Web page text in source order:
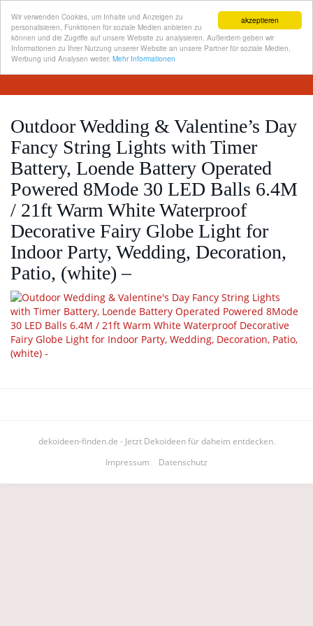
akzeptieren
Wir verwenden Cookies, um Inhalte und Anzeigen zu
personalisieren, Funktionen für soziale Medien anbieten zu
können und die Zugriffe auf unsere Website zu analysieren. Außerdem geben wir
Informationen zu Ihrer Nutzung unserer Website an unsere Partner für soziale Medien,
Werbung und Analysen weiter. Mehr Informationen
Skip
content
Outdoor Wedding & Valentine’s Day
Fancy String Lights with Timer
Battery, Loende Battery Operated
Powered 8Mode 30 LED Balls 6.4M
/ 21ft Warm White Waterproof
Decorative Fairy Globe Light for
Indoor Party, Wedding, Decoration,
Patio, (white) –
dekoideen-finden.de - Jetzt Dekoideen für daheim entdecken.
Impressum
Datenschutz